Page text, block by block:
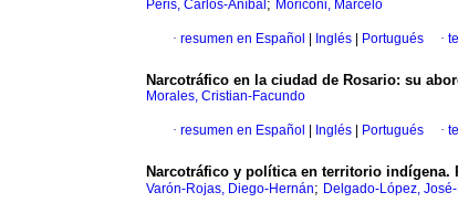
Peris, Carlos-Aníbal ; Moriconi, Marcelo
· resumen en Español Inglés Portugués ·
Narcotráfico en la ciudad de Rosario: su
Morales, Cristian-Facundo
· resumen en Español Inglés Portugués ·
Narcotráfico y política en territorio indígena.
Varón-Rojas, Diego-Hernán; Delgado-López,